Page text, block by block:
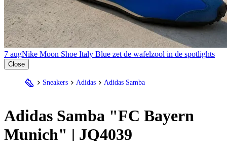
7 augNike Moon Shoe Italy Blue zet de wafelzool in de spotlights
Close
Sneakers Adidas Adidas Samba
Adidas Samba "FC Bayern
Munich" | JQ4039